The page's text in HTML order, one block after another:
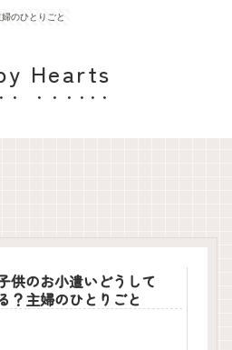
婦のひとりごと
Hearts
供のお小遣いどうして
？主婦のひとりごと